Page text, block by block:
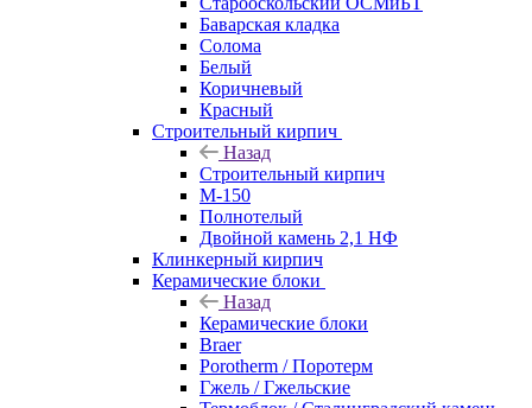
Баварская кладка
Солома
Белый
Коричневый
Красный
Строительный кирпич
Назад
Строительный кирпич
М-150
Полнотелый
Двойной камень 2,1 НФ
Клинкерный кирпич
Керамические блоки
Назад
Керамические блоки
Braer
Porotherm / Поротерм
Гжель / Гжельские